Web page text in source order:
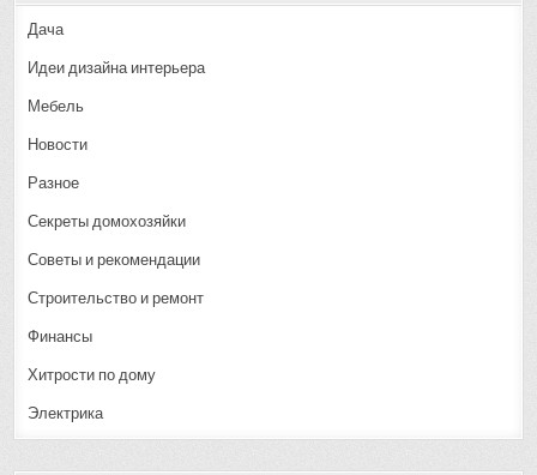
Дача
Идеи дизайна интерьера
Мебель
Новости
Разное
Секреты домохозяйки
Советы и рекомендации
Строительство и ремонт
Финансы
Хитрости по дому
Электрика